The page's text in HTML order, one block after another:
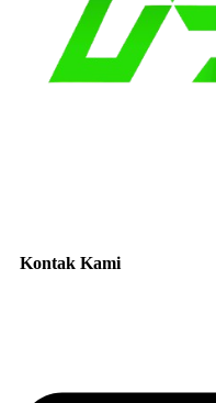
Kontak Kami